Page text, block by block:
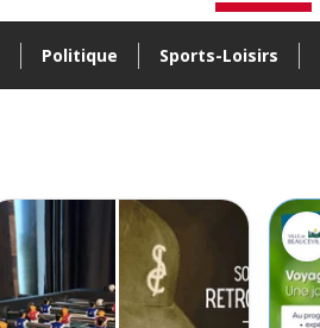
Politique Sports-Loisirs